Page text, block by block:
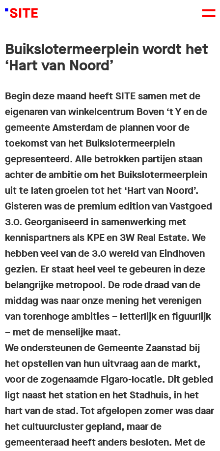
Buikslotermeerplein wordt het
‘Hart van Noord’
Begin deze maand heeft SITE samen met de
eigenaren van winkelcentrum Boven ‘t Y en de
gemeente Amsterdam de plannen voor de
toekomst van het Buikslotermeerplein
gepresenteerd. Alle betrokken partijen staan
achter de ambitie om het Buikslotermeerplein
uit te laten groeien tot het ‘Hart van Noord’.
Gisteren was de premium edition van Vastgoed
3.0. Georganiseerd in samenwerking met
kennispartners als KPE en 3W Real Estate. We
hebben veel van de 3.0 wereld van Eindhoven
gezien. Er staat heel veel te gebeuren in deze
belangrijke metropool. De rode draad van de
middag was naar onze mening het verenigen
van torenhoge ambities – letterlijk en figuurlijk
– met de menselijke maat.
We ondersteunen de Gemeente Zaanstad bij
het opstellen van hun uitvraag aan de markt,
voor de zogenaamde Figaro-locatie. Dit gebied
ligt naast het station en het Stadhuis, in het
hart van de stad. Tot afgelopen zomer was daar
het cultuurcluster gepland, maar de
gemeenteraad heeft anders besloten. Met de